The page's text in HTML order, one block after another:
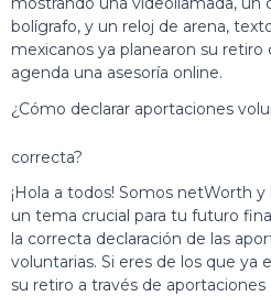
¿Cómo declarar aportaciones
correcta?
¡Hola a todos! Somos netWorth
un tema crucial para tu futuro
la correcta declaración de las
voluntarias. Si eres de los que ya
su retiro a través de aportaciones